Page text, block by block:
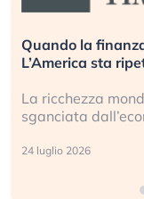
Quando la
L’America sta
La ricchezza
sganciata
24 luglio 2026